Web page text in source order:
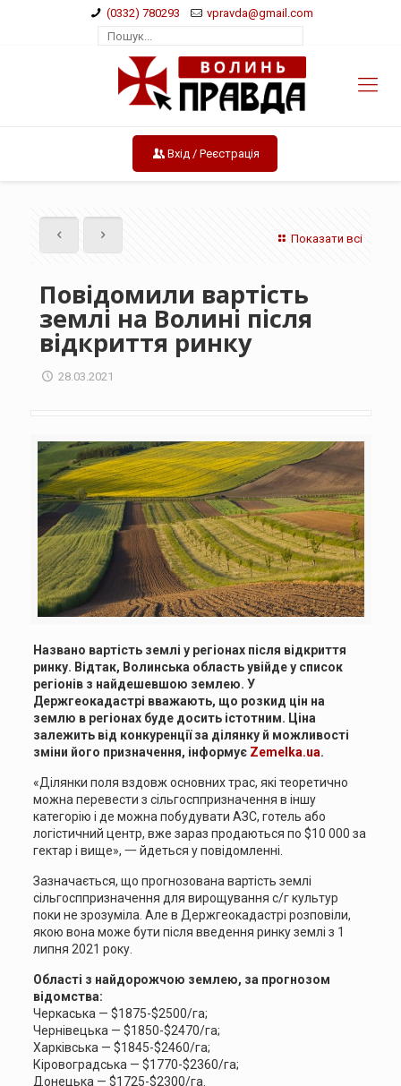
(0332) 780293 vpravda@gmail.com
Вхід / Реєстрація
Показати всі
Повідомили вартість
землі на Волині після
відкриття ринку
28.03.2021
Названо вартість землі у регіонах після відкриття
ринку. Відтак, Волинська область увійде у список
регіонів з найдешевшою землею. У
Держгеокадастрі вважають, що розкид цін на
землю в регіонах буде досить істотним. Ціна
залежить від конкуренції за ділянку й можливості
зміни його призначення, інформує Zemelka.ua.
«Ділянки поля вздовж основних трас, які теоретично
можна перевести з сільгосппризначення в іншу
категорію і де можна побудувати АЗС, готель або
логістичний центр, вже зараз продаються по $10 000 за
гектар і вище», 一 йдеться у повідомленні.
Зазначається, що прогнозована вартість землі
сільгосппризначення для вирощування с/г культур
поки не зрозуміла. Але в Держгеокадастрі розповіли,
якою вона може бути після введення ринку землі з 1
липня 2021 року.
Області з найдорожчою землею, за прогнозом
відомства:
Черкаська — $1875-$2500/га;
Чернівецька — $1850-$2470/га;
Харківська — $1845-$2460/га;
Кіровоградська — $1770-$2360/га;
Донецька — $1725-$2300/га.